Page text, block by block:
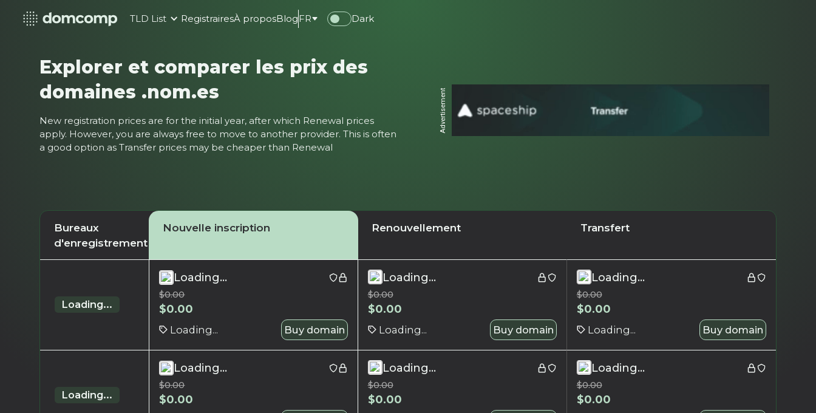
TLD List RegistrairesÀ proposBlog FR Dark
Explorer et comparer les prix des
domaines .nom.es
New registration prices are for the initial year, after which Renewal prices
apply. However, you are always free to move to another provider. This is often
a good option as Transfer prices may be cheaper than Renewal
Advertisement
Bureaux
d'enregistrement
Nouvelle inscription Renouvellement Transfert
Loading...
Loading...
$0.00
$0.00
Loading... Buy domain
Loading...
$0.00
$0.00
Loading... Buy domain
Loading...
$0.00
$0.00
Loading... Buy domain
Loading...
Loading...
$0.00
$0.00
Loading...
$0.00
$0.00
Loading...
$0.00
$0.00